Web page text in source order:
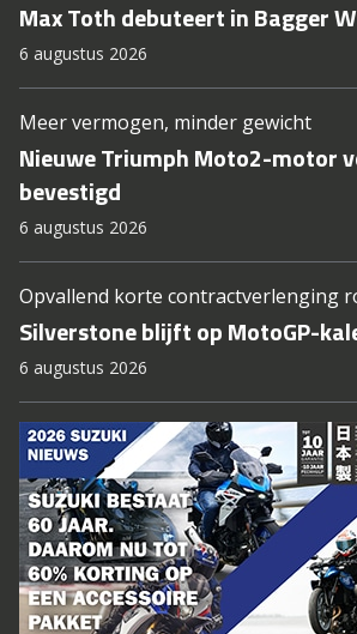
Max Toth debuteert in Bagger
6 augustus 2026
Meer vermogen, minder gewicht
Nieuwe Triumph Moto2-motor
bevestigd
6 augustus 2026
Opvallend korte contractverlenging
Silverstone blijft op MotoGP-
6 augustus 2026